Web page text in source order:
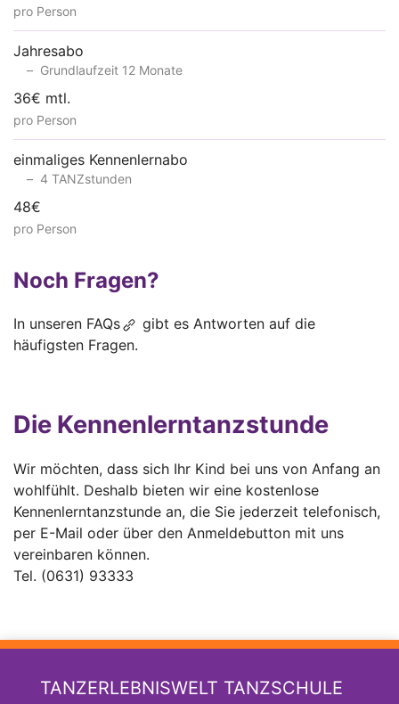
pro Person
Jahresabo
Grundlaufzeit 12 Monate
36€ mtl.
pro Person
einmaliges Kennenlernabo
4 TANZstunden
48€
pro Person
Noch Fragen?
In unseren FAQs
gibt es Antworten auf die
häufigsten Fragen.
Die Kennenlerntanzstunde
Wir möchten, dass sich Ihr Kind bei uns von Anfang an
wohlfühlt. Deshalb bieten wir eine kostenlose
Kennenlerntanzstunde an, die Sie jederzeit telefonisch,
per E-Mail oder über den Anmeldebutton mit uns
vereinbaren können.
Tel. (0631) 93333
TANZERLEBNISWELT TANZSCHULE